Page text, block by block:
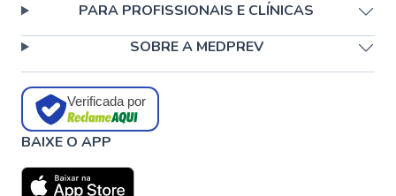
PARA PROFISSIONAIS E CLÍNICAS
SOBRE A MEDPREV
Verificada por
BAIXE O APP